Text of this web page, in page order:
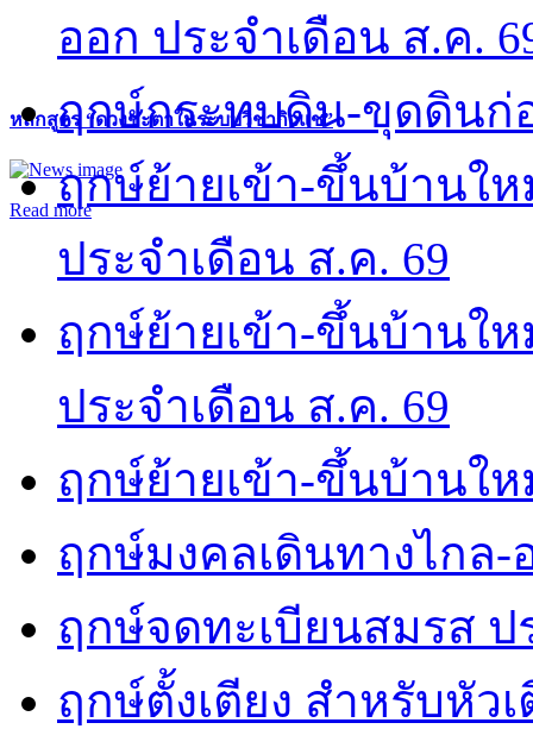
หลักสูตร “ดวงชะตาในระบบวิชากิวแช”
Read more
ออก ประจำเดือน ส.ค.
ฤกษ์กระทบดิน-ขุดดินก่
ฤกษ์ย้ายเข้า-ขึ้นบ้านใ
ประจำเดือน ส.ค. 69
ฤกษ์ย้ายเข้า-ขึ้นบ้านใ
ประจำเดือน ส.ค. 69
ฤกษ์ย้ายเข้า-ขึ้นบ้านให
ฤกษ์มงคลเดินทางไกล-
ฤกษ์จดทะเบียนสมรส ป
ฤกษ์ตั้งเตียง สำหรับหัว